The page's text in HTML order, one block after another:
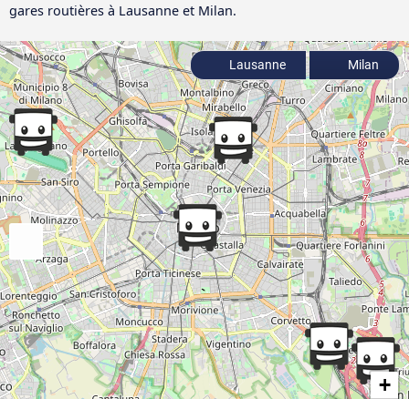
gares routières à Lausanne et Milan.
+
Lausanne Milan